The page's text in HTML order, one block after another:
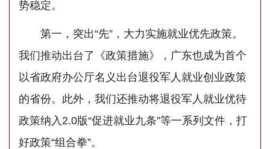
势稳定。
第一，突出“先”，大力实施就业优先政策。
我们推动出台了《政策措施》，广东也成为首个
以省政府办公厅名义出台退役军人就业创业政策
的省份。此外，我们还推动将退役军人就业优待
政策纳入2.0版“促进就业九条”等一系列文件，打
好政策“组合拳”。